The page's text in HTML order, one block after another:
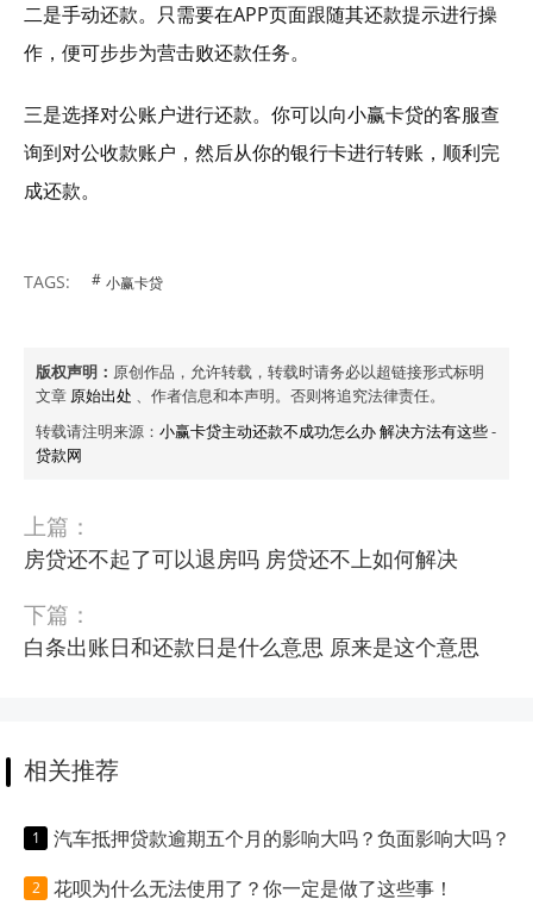
二是手动还款。只需要在APP页面跟随其还款提示进行操
作，便可步步为营击败还款任务。
三是选择对公账户进行还款。你可以向小赢卡贷的客服查
询到对公收款账户，然后从你的银行卡进行转账，顺利完
成还款。
TAGS: 小赢卡贷
版权声明： 原创作品，允许转载，转载时请务必以超链接形式标明
文章 原始出处 、作者信息和本声明。否则将追究法律责任。
转载请注明来源： 小赢卡贷主动还款不成功怎么办 解决方法有这些-
贷款网
上篇：
房贷还不起了可以退房吗 房贷还不上如何解决
下篇：
白条出账日和还款日是什么意思 原来是这个意思
相关推荐
汽车抵押贷款逾期五个月的影响大吗？负面影响大吗？
花呗为什么无法使用了？你一定是做了这些事！